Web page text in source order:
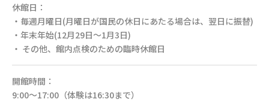
休館日：
・毎週月曜日(月曜日が国民の休日にあたる場合は、翌日に振替)
・年末年始(12月29日～1月3日)
・ その他、館内点検のための臨時休館日
開館時間：
9:00～17:00（体験は16:30まで）